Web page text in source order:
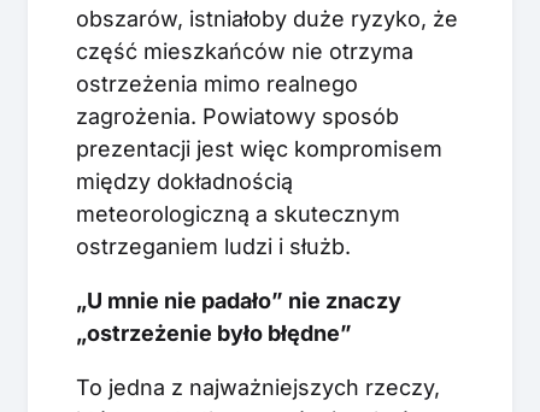
obszarów, istniałoby duże ryzyko, że
część mieszkańców nie otrzyma
ostrzeżenia mimo realnego
zagrożenia. Powiatowy sposób
prezentacji jest więc kompromisem
między dokładnością
meteorologiczną a skutecznym
ostrzeganiem ludzi i służb.
„U mnie nie padało” nie znaczy
„ostrzeżenie było błędne”
To jedna z najważniejszych rzeczy,